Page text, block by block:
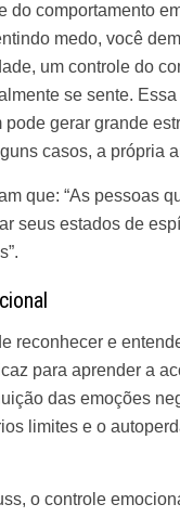
do comportamento
medo, você
um controle do
se sente.
pode gerar grande
casos, a própria
que: “As pessoas
seus estados de
reconhecer e
para aprender a
das emoções
limites e o
o controle